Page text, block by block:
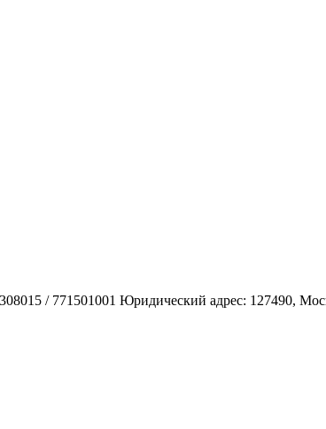
771501001 Юридический адрес: 127490,